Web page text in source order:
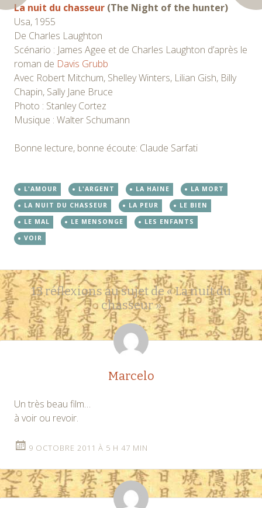
La nuit du chasseur (The Night of the hunter)
Usa, 1955
De Charles Laughton
Scénario : James Agee et de Charles Laughton d’après le
roman de Davis Grubb
Avec Robert Mitchum, Shelley Winters, Lilian Gish, Billy
Chapin, Sally Jane Bruce
Photo : Stanley Cortez
Musique : Walter Schumann
Bonne lecture, bonne écoute: Claude Sarfati
L'AMOUR L'ARGENT LA HAINE
LA MORT
LA NUIT DU CHASSEUR
LA PEUR
LE BIEN
LE MAL
LE MENSONGE
LES ENFANTS
VOIR
Navigation
des
articles
←
→
13 réflexions au sujet de «La nuit du
chasseur»
Marcelo
Un très beau film…
à voir ou revoir.
9 OCTOBRE 2011 À 5 H 47 MIN